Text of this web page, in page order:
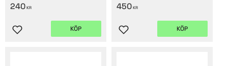
240 KR
Lägg till i favoriter
KÖP
450 KR
Lägg till i favoriter
KÖP